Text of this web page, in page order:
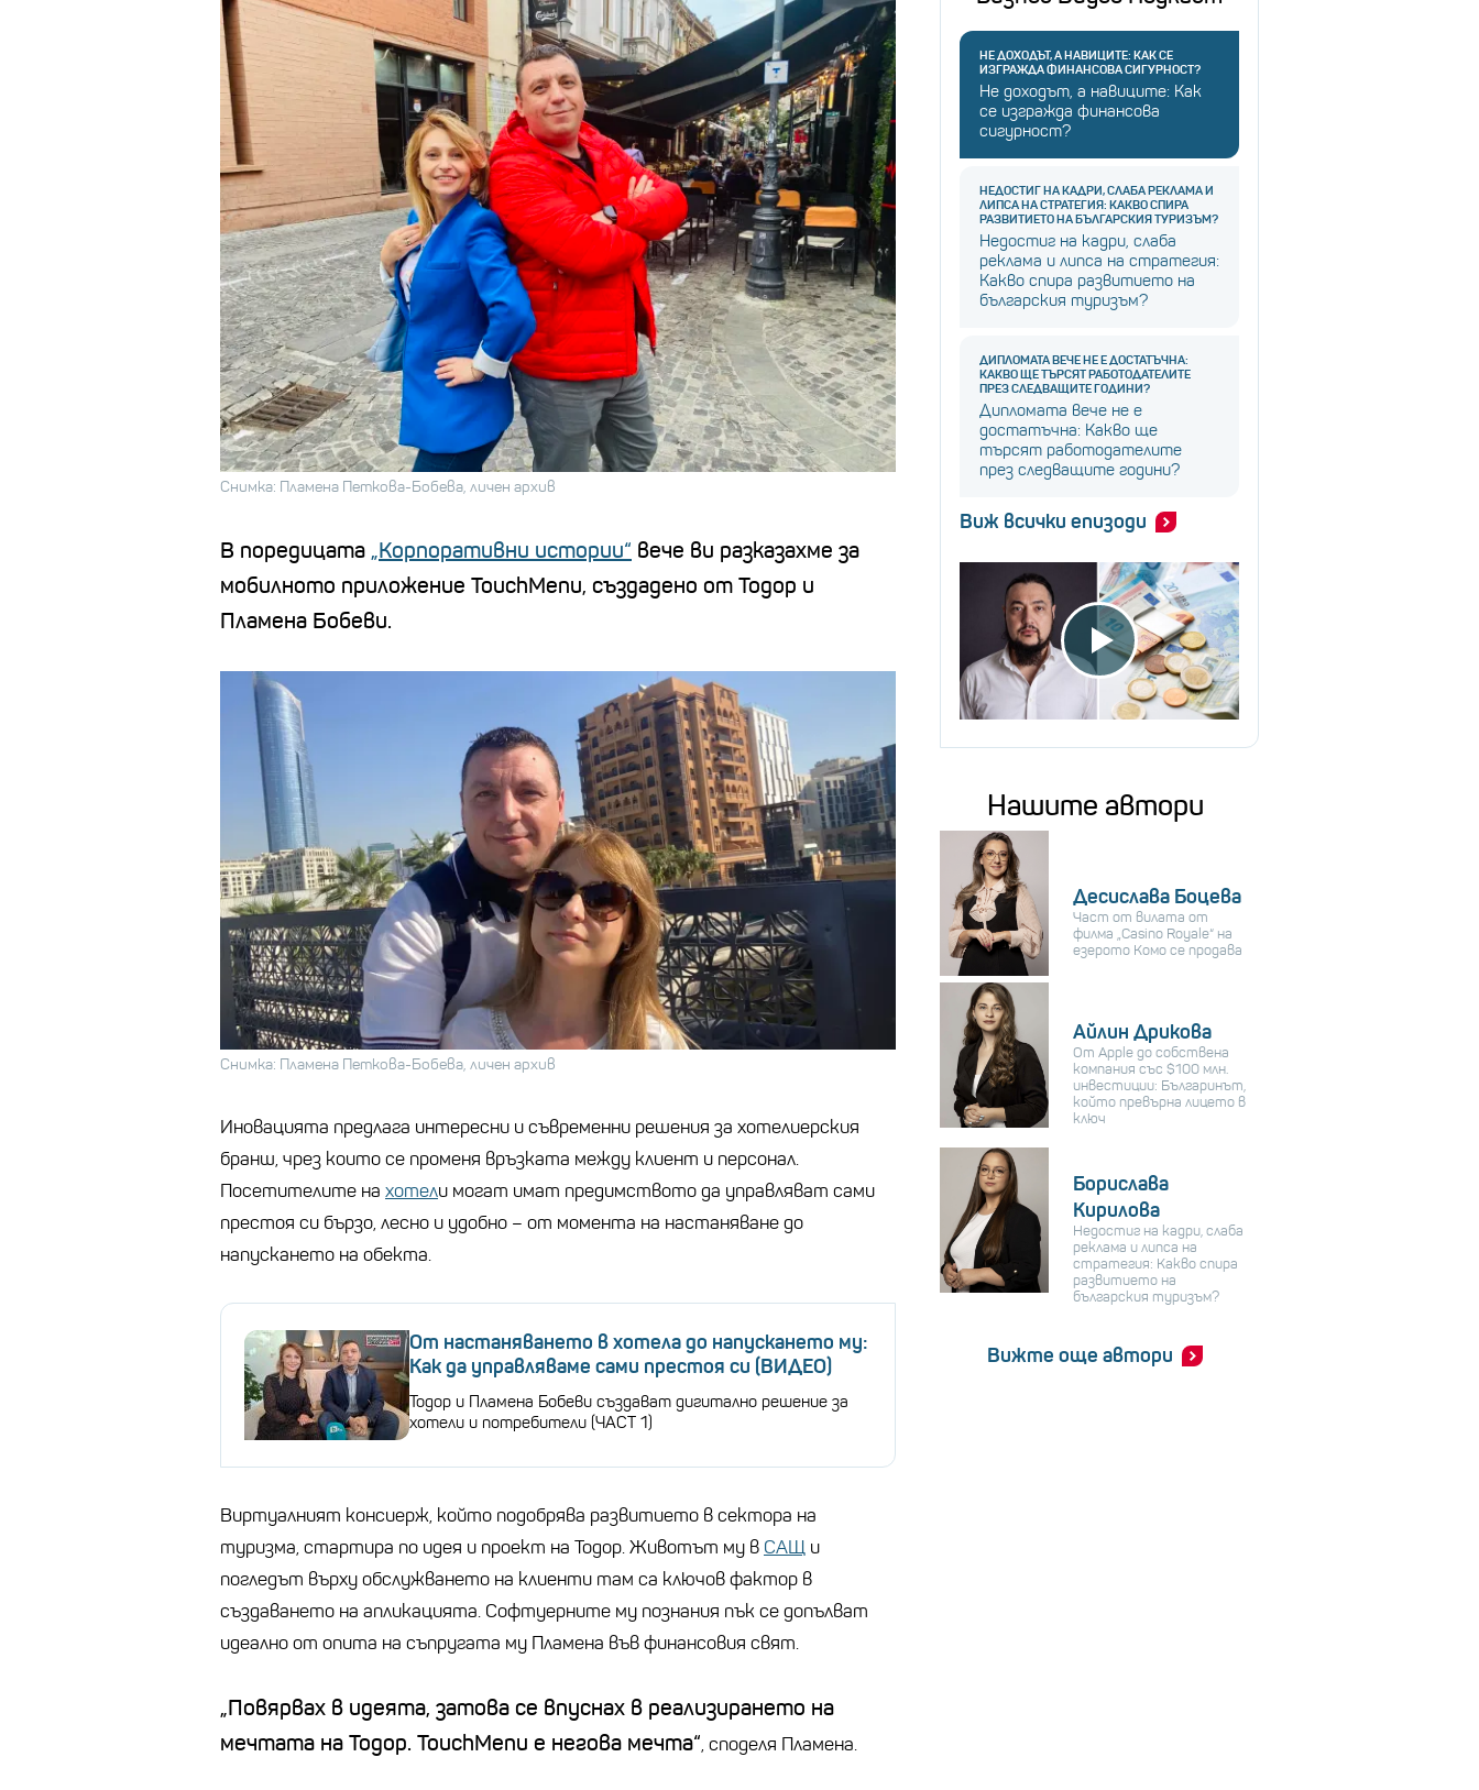
Снимка: Пламена Петкова-Бобева, личен архив
В поредицата „Корпоративни истории“ вече ви разказахме за
мобилното приложение TouchMenu, създадено от Тодор и
Пламена Бобеви.
Снимка: Пламена Петкова-Бобева, личен архив
Иновацията предлага интересни и съвременни решения за хотелиерския
бранш, чрез които се променя връзката между клиент и персонал.
Посетителите на хотели могат имат предимството да управляват сами
престоя си бързо, лесно и удобно – от момента на настаняване до
напускането на обекта.
От настаняването в хотела до напускането му:
Как да управляваме сами престоя си (ВИДЕО)
Тодор и Пламена Бобеви създават дигитално решение за
хотели и потребители (ЧАСТ 1)
Виртуалният консиерж, който подобрява развитието в сектора на
туризма, стартира по идея и проект на Тодор. Животът му в САЩ и
погледът върху обслужването на клиенти там са ключов фактор в
създаването на апликацията. Софтуерните му познания пък се допълват
идеално от опита на съпругата му Пламена във финансовия свят.
„Повярвах в идеята, затова се впуснах в реализирането на
мечтата на Тодор. TouchMenu е негова мечта“, споделя Пламена.
НЕ ДОХОДЪТ, А НАВИЦИТЕ: КАК СЕ
ИЗГРАЖДА ФИНАНСОВА СИГУРНОСТ?
Не доходът, а навиците: Как
се изгражда финансова
сигурност?
НЕДОСТИГ НА КАДРИ, СЛАБА РЕКЛАМА И
ЛИПСА НА СТРАТЕГИЯ: КАКВО СПИРА
РАЗВИТИЕТО НА БЪЛГАРСКИЯ ТУРИЗЪМ?
Недостиг на кадри, слаба
реклама и липса на стратегия:
Какво спира развитието на
българския туризъм?
ДИПЛОМАТА ВЕЧЕ НЕ Е ДОСТАТЪЧНА:
КАКВО ЩЕ ТЪРСЯТ РАБОТОДАТЕЛИТЕ
ПРЕЗ СЛЕДВАЩИТЕ ГОДИНИ?
Дипломата вече не е
достатъчна: Какво ще
търсят работодателите
през следващите години?
Виж всички епизоди
Нашите автори
Десислава Боцева
Част от вилата от
филма „Casino Royale“ на
езерото Комо се продава
Айлин Дрикова
От Apple до собствена
компания със $100 млн.
инвестиции: Българинът,
който превърна лицето в
ключ
Борислава
Кирилова
Недостиг на кадри, слаба
реклама и липса на
стратегия: Какво спира
развитието на
българския туризъм?
Вижте още автори